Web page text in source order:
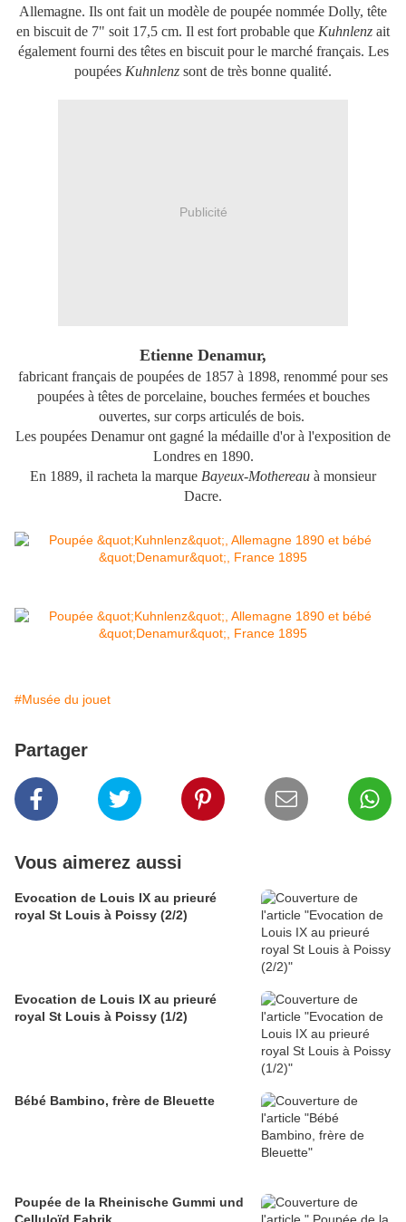
Allemagne. Ils ont fait un modèle de poupée nommée Dolly, tête
en biscuit de 7" soit 17,5 cm. Il est fort probable que Kuhnlenz ait
également fourni des têtes en biscuit pour ​​le marché français. Les
poupées Kuhnlenz sont de très bonne qualité.
Publicité
Etienne Denamur,
fabricant français de poupées de 1857 à 1898, renommé pour ses
poupées à têtes de porcelaine, bouches fermées et bouches
ouvertes, sur corps articulés de bois.
Les poupées Denamur ont gagné la médaille d'or à l'exposition de
Londres en 1890.
En 1889, il racheta la marque Bayeux-Mothereau à monsieur
Dacre.
#Musée du jouet
Partager
Vous aimerez aussi
Evocation de Louis IX au prieuré
royal St Louis à Poissy (2/2)
Evocation de Louis IX au prieuré
royal St Louis à Poissy (1/2)
Bébé Bambino, frère de Bleuette
Poupée de la Rheinische Gummi und
Celluloïd Fabrik